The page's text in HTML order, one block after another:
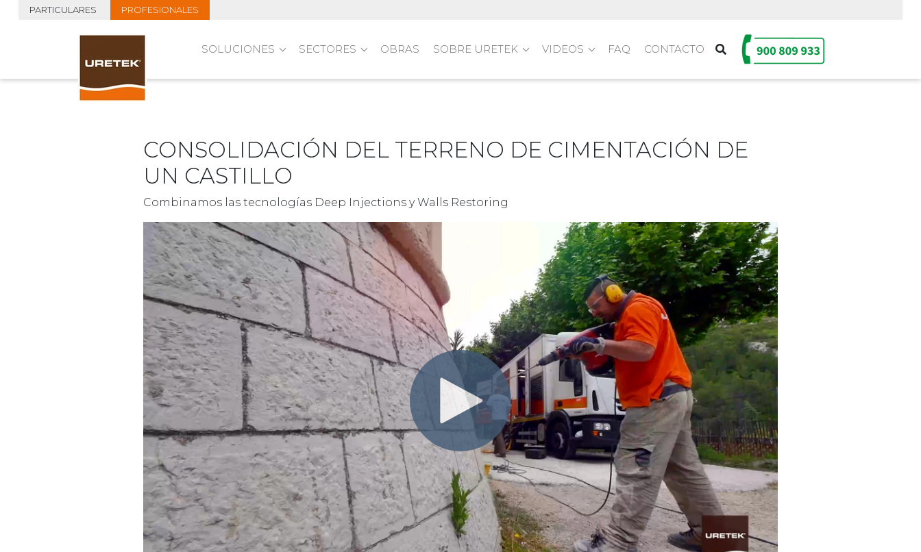
PARTICULARES PROFESIONALES
SOLUCIONES SECTORES OBRAS SOBRE URETEK VIDEOS FAQ CONTACTO
CONSOLIDACIÓN DEL TERRENO DE CIMENTACIÓN DE
UN CASTILLO
Combinamos las tecnologías Deep Injections y Walls Restoring